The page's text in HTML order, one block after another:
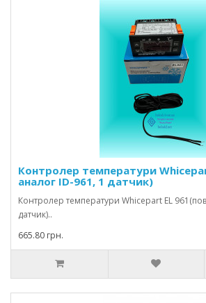
Контролер температури
аналог ID-961, 1 датчик)
Контролер температури Whicepart EL
датчик)..
665.80 грн.